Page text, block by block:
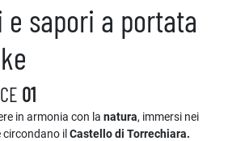
e sapori a portata
01
in armonia con la natura, immersi nei
circondano il Castello di Torrechiara.